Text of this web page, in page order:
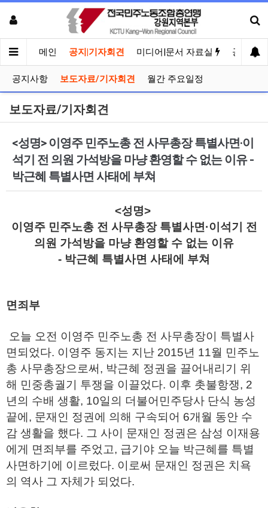
메인 공지|기자회견 미디어|문서 자료실 공유게
공지사항 보도자료/기자회견 월간 주요일정
보도자료/기자회견
<성명> 이영주 민주노총 전 사무총장 특별사면·이
석기 전 의원 가석방을 마냥 환영할 수 없는 이유 -
박근혜 특별사면 사태에 부쳐
<성명>
이영주 민주노총 전 사무총장 특별사면·이석기 전
의원 가석방을 마냥 환영할 수 없는 이유
- 박근혜 특별사면 사태에 부쳐
면죄부
오늘 오전 이영주 민주노총 전 사무총장이 특별사
면되었다. 이영주 동지는 지난 2015년 11월 민주노
총 사무총장으로써, 박근혜 정권을 끌어내리기 위
해 민중총궐기 투쟁을 이끌었다. 이후 촛불항쟁, 2
년의 수배 생활, 10일의 더불어민주당사 단식 농성
끝에, 문재인 정권에 의해 구속되어 6개월 동안 수
감 생활을 했다. 그 사이 문재인 정권은 삼성 이재용
에게 면죄부를 주었고, 급기야 오늘 박근혜를 특별
사면하기에 이르렀다. 이로써 문재인 정권은 치욕
의 역사 그 자체가 되었다.